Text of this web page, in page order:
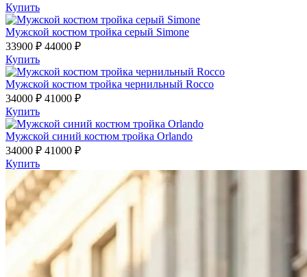
Купить
Мужской костюм тройка серый Simone
33900 ₽ 44000 ₽
Купить
Мужской костюм тройка чернильный Rocco
34000 ₽ 41000 ₽
Купить
Мужской синий костюм тройка Orlando
34000 ₽ 41000 ₽
Купить